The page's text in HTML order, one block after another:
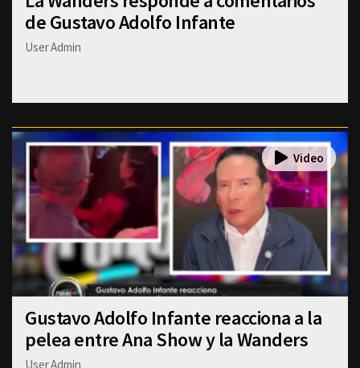
de Gustavo Adolfo Infante
User Admin
Gustavo Adolfo Infante reacciona a la
pelea entre Ana Show y la Wanders
User Admin